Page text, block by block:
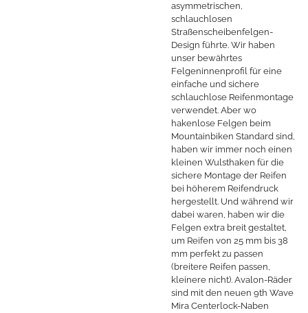
asymmetrischen,
schlauchlosen
Straßenscheibenfelgen-
Design führte. Wir haben
unser bewährtes
Felgeninnenprofil für eine
einfache und sichere
schlauchlose Reifenmontage
verwendet. Aber wo
hakenlose Felgen beim
Mountainbiken Standard sind,
haben wir immer noch einen
kleinen Wulsthaken für die
sichere Montage der Reifen
bei höherem Reifendruck
hergestellt. Und während wir
dabei waren, haben wir die
Felgen extra breit gestaltet,
um Reifen von 25 mm bis 38
mm perfekt zu passen
(breitere Reifen passen,
kleinere nicht). Avalon-Räder
sind mit den neuen 9th Wave
Mira Centerlock-Naben